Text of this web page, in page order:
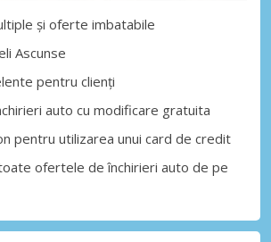
și oferte imbatabile
Ascunse
pentru clienți
auto cu modificare gratuita
pentru utilizarea unui card de credit
ofertele de închirieri auto de pe